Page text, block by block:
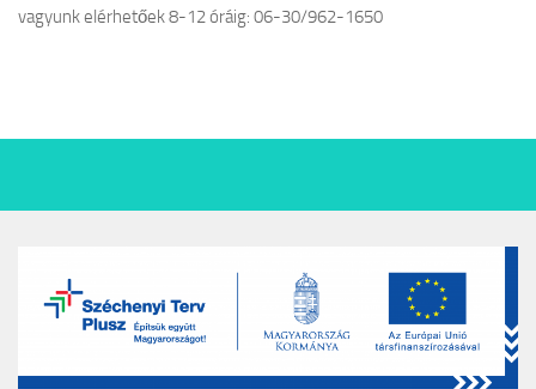
vagyunk elérhetőek 8-12 óráig: 06-30/962-1650